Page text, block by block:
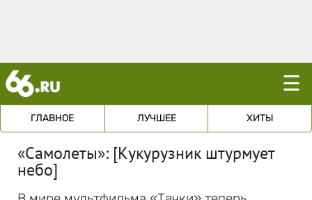
☰
ГЛАВНОЕ ЛУЧШЕЕ ХИТЫ
«Самолеты»: [Кукурузник штурмует
небо]